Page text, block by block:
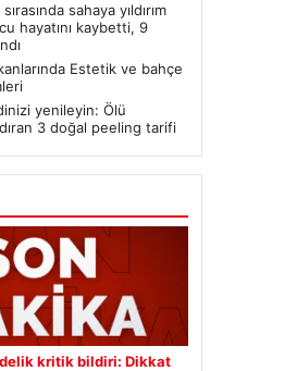
sahaya yıldırım
hayatını kaybetti, 9
Estetik ve bahçe
yenileyin: Ölü
3 doğal peeling tarifi
kritik bildiri: Dikkat